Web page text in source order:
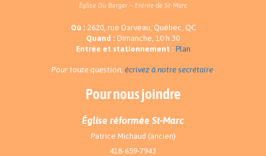
Église Du Berger – Entrée de St-Marc
Où : 2620, rue Darveau, Québec, QC
Quand : Dimanche, 10 h 30
Entrée et stationnement : Plan
Pour toute question, écrivez à notre secrétaire
Pour nous joindre
Église réformée St-Marc
Patrice Michaud (ancien)
418-659-7943